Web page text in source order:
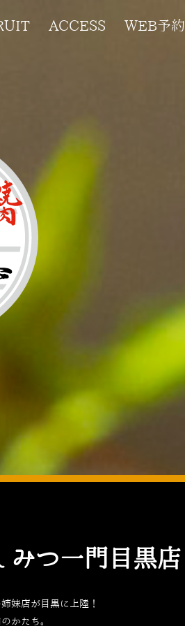
ACCESS WEB予約
つ一門目黒店
妹店が目黒に上陸！
かたち。